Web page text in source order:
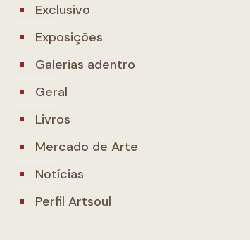
Exclusivo
Exposições
Galerias adentro
Geral
Livros
Mercado de Arte
Notícias
Perfil Artsoul